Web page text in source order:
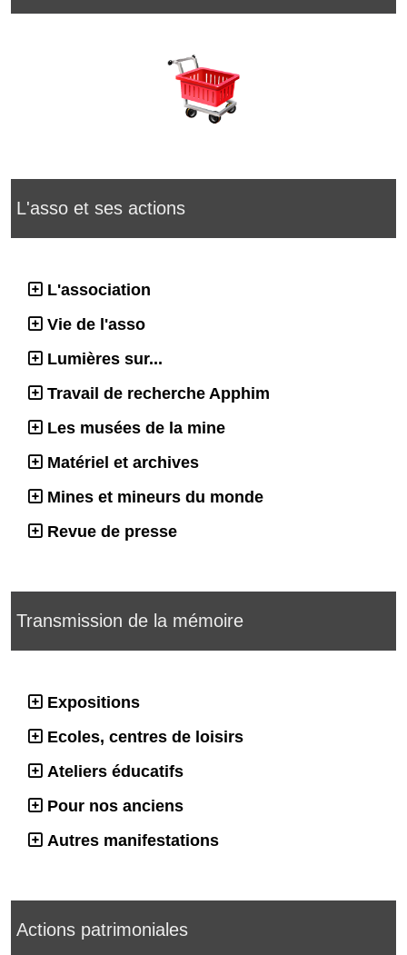
L'asso et ses actions
L'association
Vie de l'asso
Lumières sur...
Travail de recherche Apphim
Les musées de la mine
Matériel et archives
Mines et mineurs du monde
Revue de presse
Transmission de la mémoire
Expositions
Ecoles, centres de loisirs
Ateliers éducatifs
Pour nos anciens
Autres manifestations
Actions patrimoniales